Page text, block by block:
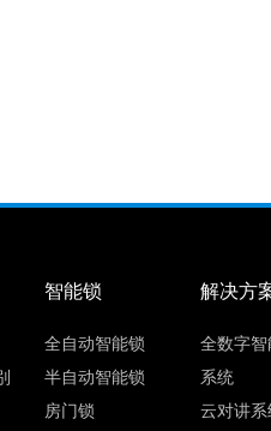
智能锁
全自动智能锁
半自动智能锁
房门锁
解决方
全数字
系统
云对讲系